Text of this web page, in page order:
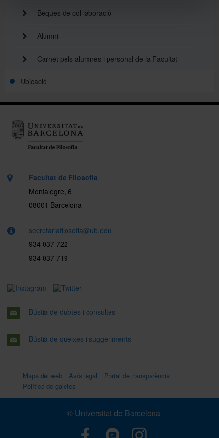
Beques de col·laboració
Alumni
Carnet pels alumnes i personal de la Facultat
Ubicació
Facultat de Filosofia
Montalegre, 6
08001 Barcelona
secretariafilosofia@ub.edu
934 037 722
934 037 719
Bústia de dubtes i consultes
Bústia de queixes i suggeriments
Mapa del web Avís legal
Portal de transparència
Política de galetes
© Universitat de Barcelona